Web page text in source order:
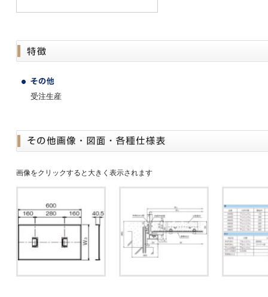
受注生産
画像をクリックすると大きく表示されます